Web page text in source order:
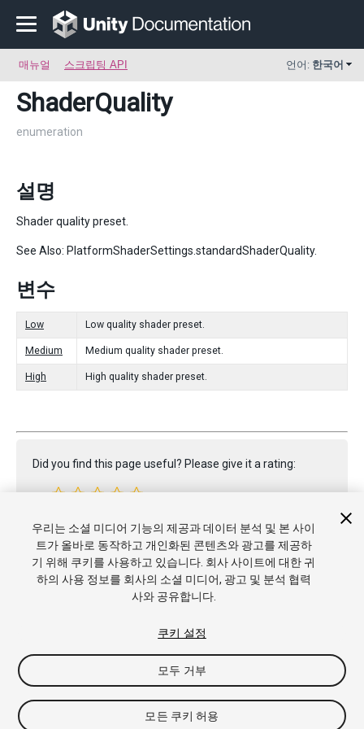
매뉴얼 스크립팅 API 언어: 한국어
ShaderQuality
enumeration
설명
Shader quality preset.
See Also: PlatformShaderSettings.standardShaderQuality.
변수
Low Low quality shader preset.
Medium Medium quality shader preset.
High High quality shader preset.
Did you find this page useful? Please give it a rating:
Report a problem on this page
Copyright © 2022 Unity Technologies. Publication 2022.2
튜토리얼
기술 자료
및 이용약관
법률정보 개인정보처리방침 쿠키
내 개인정보 판
매 금지
쿠키 기본 설정
우리는 소셜 미디어 기능의 제공과 데이터 분석 및 본 사이
트가 올바로 동작하고 개인화된 콘텐츠와 광고를 제공하
기 위해 쿠키를 사용하고 있습니다. 회사 사이트에 대한 귀
하의 사용 정보를 회사의 소셜 미디어, 광고 및 분석 협력
사와 공유합니다.
쿠키 설정
모두 거부
모든 쿠키 허용